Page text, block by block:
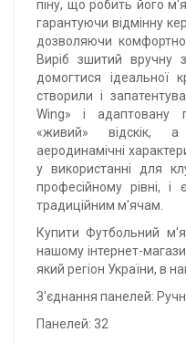
піну, що робить його
гарантуючи відмінну
дозволяючи
Виріб зшитий
домогтися ідеальної
створили і
Wing» і адаптовану
«живий» відскік,
аеродинамічні
у використанні для
професійному рівні,
традиційним м'ячам.
Купити Футбольний
нашому інтернет-
який регіон України, в
З'єднання панелей:
Панелей: 32